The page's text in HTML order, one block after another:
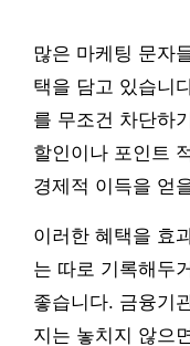
많은 마케팅 문자
택을 담고 있습니
를 무조건 차단하
할인이나 포인트
경제적 이득을 얻
이러한 혜택을 효
는 따로 기록해두
좋습니다. 금융기
지는 놓치지 않으